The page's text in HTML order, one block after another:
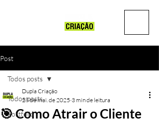
Post
Todos posts
Portfólio
Todos posts
🎯 Como Atrair o Cliente
Dupla Criação
28 de mai. de 2025 3 min de leitura